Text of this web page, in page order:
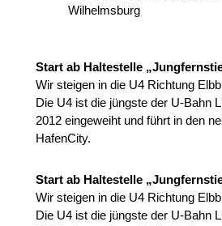
Wilhelmsburg
Start ab Haltestelle
Wir steigen in die U4 Richtung
Die U4 ist die jüngste der U-Bahn
2012 eingeweiht und führt in den
HafenCity.
Start ab Haltestelle
Wir steigen in die U4 Richtung
Die U4 ist die jüngste der U-Bahn